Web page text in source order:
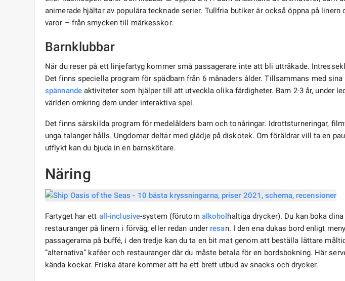
animerade hjältar av populära tecknade serier. Tullfria butiker är också öppna på linern
varor – från smycken till märkesskor.
Barnklubbar
När du reser på ett linjefartyg kommer små passagerare inte att bli uttråkade.
Det finns speciella program för spädbarn från 6 månaders ålder. Tillsammans med
spännandeaktiviteter som hjälper till att utveckla olika färdigheter. Barn 2-3 år, under
världen omkring dem under interaktiva spel.
Det finns särskilda program för medelålders barn och tonåringar. Idrottsturneringar,
unga talanger hålls. Ungdomar deltar med glädje på diskotek. Om föräldrar vill ta en
utflykt kan du bjuda in en barnskötare.
Näring
Fartyget har ett all-inclusive-system (förutom alkohol haltiga drycker). Du kan boka
restauranger på linern i förväg, eller redan under resan. I den ena dukas bord enligt
passagerarna på buffé, i den tredje kan du ta en bit mat genom att beställa lättare
”alternativa” kaféer och restauranger där du måste betala för en bordsbokning. Här
kända kockar. Friska ätare kommer att ha ett brett utbud av snacks och drycker.